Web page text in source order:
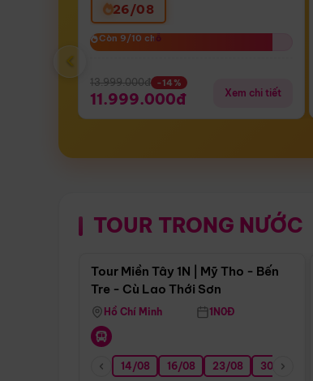
26/08
Còn 9/10 chỗ
Còn 9/10 chỗ
13.999.000đ -14%
11.999.000đ Xem chi tiết
‹
TOUR TRONG NƯỚC
Điểm nổi bật
Tour Miền Tây 1N | Mỹ Tho - Bến
Tre - Cù Lao Thới Sơn
Hồ Chí Minh 1N0Đ
14/08 16/08 23/08 30/08